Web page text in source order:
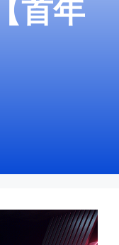
首年